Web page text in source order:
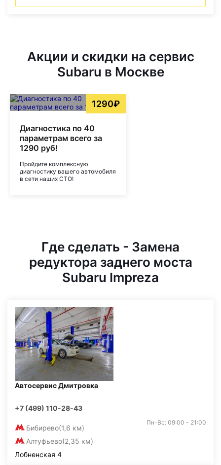
Акции и скидки на сервис
Subaru в Москве
1290₽
Диагностика по 40
параметрам всего за
1290 руб!
Пройдите комплексную
диагностику вашего автомобиля
в сети наших СТО!
Где сделать - Замена
редуктора заднего моста
Subaru Impreza
Автосервис Дмитровка
+7 (499) 110-28-43
Бибирево(1,6 км)
Алтуфьево(2,35 км)
Пн-Вс: 09:00 - 21:00
Лобненская 4